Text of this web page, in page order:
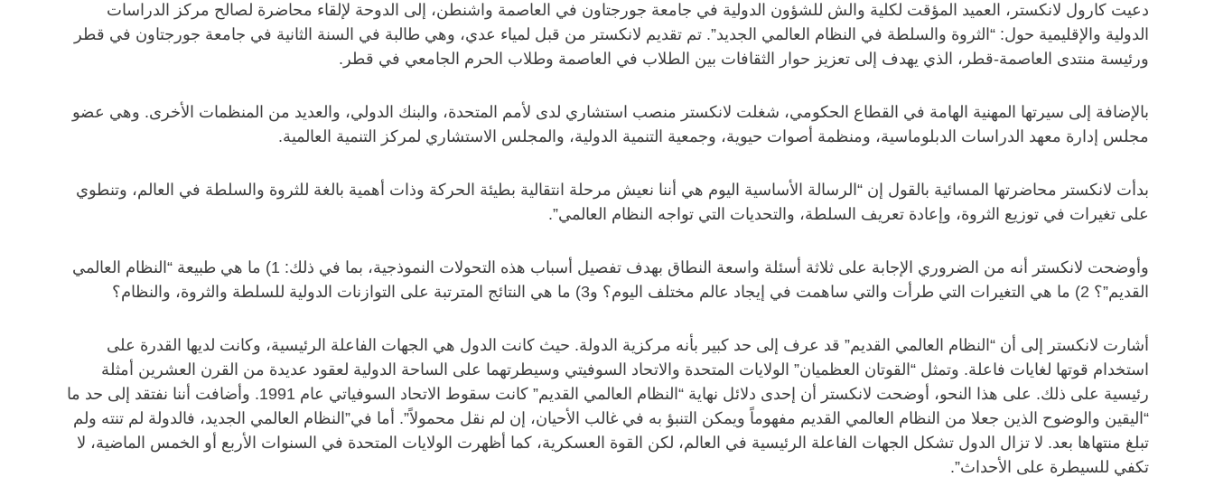
دعيت كارول لانكستر، العميد المؤقت لكلية والش للشؤون الدولية في جامعة جورجتاون في العاصمة واشنطن، إلى الدوحة لإلقاء محاضرة لصالح مركز الدراسات
الدولية والإقليمية حول: “الثروة والسلطة في النظام العالمي الجديد”. تم تقديم لانكستر من قبل لمياء عدي، وهي طالبة في السنة الثانية في جامعة جورجتاون في قطر
ورئيسة منتدى العاصمة-قطر، الذي يهدف إلى تعزيز حوار الثقافات بين الطلاب في العاصمة وطلاب الحرم الجامعي في قطر.
بالإضافة إلى سيرتها المهنية الهامة في القطاع الحكومي، شغلت لانكستر منصب استشاري لدى لأمم المتحدة، والبنك الدولي، والعديد من المنظمات الأخرى. وهي عضو
مجلس إدارة معهد الدراسات الدبلوماسية، ومنظمة أصوات حيوية، وجمعية التنمية الدولية، والمجلس الاستشاري لمركز التنمية العالمية.
بدأت لانكستر محاضرتها المسائية بالقول إن “الرسالة الأساسية اليوم هي أننا نعيش مرحلة انتقالية بطيئة الحركة وذات أهمية بالغة للثروة والسلطة في العالم، وتنطوي
على تغيرات في توزيع الثروة، وإعادة تعريف السلطة، والتحديات التي تواجه النظام العالمي”.
وأوضحت لانكستر أنه من الضروري الإجابة على ثلاثة أسئلة واسعة النطاق بهدف تفصيل أسباب هذه التحولات النموذجية، بما في ذلك: 1) ما هي طبيعة “النظام العالمي
القديم”؟ 2) ما هي التغيرات التي طرأت والتي ساهمت في إيجاد عالم مختلف اليوم؟ و3) ما هي النتائج المترتبة على التوازنات الدولية للسلطة والثروة، والنظام؟
أشارت لانكستر إلى أن “النظام العالمي القديم” قد عرف إلى حد كبير بأنه مركزية الدولة. حيث كانت الدول هي الجهات الفاعلة الرئيسية، وكانت لديها القدرة على
استخدام قوتها لغايات فاعلة. وتمثل “القوتان العظميان” الولايات المتحدة والاتحاد السوفيتي وسيطرتهما على الساحة الدولية لعقود عديدة من القرن العشرين أمثلة
رئيسية على ذلك. على هذا النحو، أوضحت لانكستر أن إحدى دلائل نهاية “النظام العالمي القديم” كانت سقوط الاتحاد السوفياتي عام 1991. وأضافت أننا نفتقد إلى حد ما
“اليقين والوضوح الذين جعلا من النظام العالمي القديم مفهوماً ويمكن التنبؤ به في غالب الأحيان، إن لم نقل محمولاً”. أما في”النظام العالمي الجديد، فالدولة لم تنته ولم
تبلغ منتهاها بعد. لا تزال الدول تشكل الجهات الفاعلة الرئيسية في العالم، لكن القوة العسكرية، كما أظهرت الولايات المتحدة في السنوات الأربع أو الخمس الماضية، لا
تكفي للسيطرة على الأحداث”.